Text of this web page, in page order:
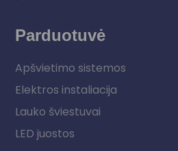
Parduotuvė
Apšvietimo sistemos
Elektros instaliacija
Lauko šviestuvai
LED juostos